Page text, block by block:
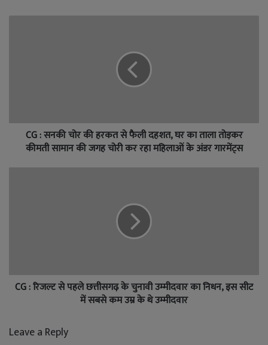
CG : सनकी चोर की हरकत से फैली दहशत, घर का ताला तोड़कर
कीमती सामान की जगह चोरी कर रहा महिलाओं के अंडर गारमेंट्स
CG : रिजल्ट से पहले छत्तीसगढ़ के चुनावी उम्मीदवार का निधन, इस सीट
में सबसे कम उम्र के थे उम्मीदवार
Leave a Reply